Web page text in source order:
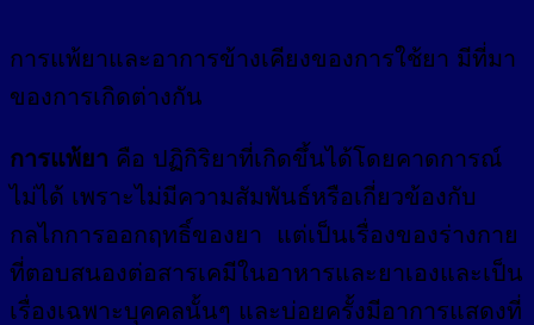
การแพ้ยาและอาการข้างเคียงของการใช้ยา มีที่มา
ของการเกิดต่างกัน
การแพ้ยา คือ ปฏิกิริยาที่เกิดขึ้นได้โดยคาดการณ์
ไม่ได้ เพราะไม่มีความสัมพันธ์หรือเกี่ยวข้องกับ
กลไกการออกฤทธิ์ของยา แต่เป็นเรื่องของร่างกาย
ที่ตอบสนองต่อสารเคมีในอาหารและยาเองและเป็น
เรื่องเฉพาะบุคคลนั้นๆ และบ่อยครั้งมีอาการแสดงที่